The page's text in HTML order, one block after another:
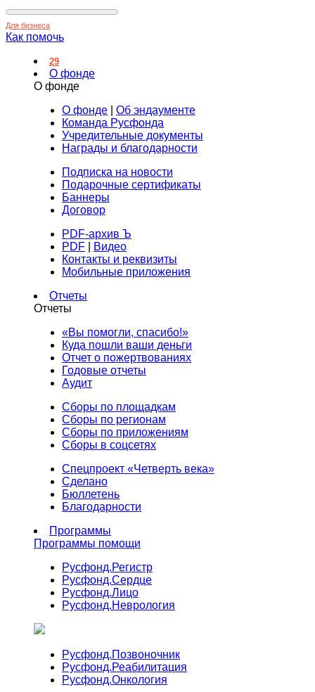
Для бизнеса
Как помочь
29
О фонде
О фонде
О фонде
Об эндаументе
Команда Русфонда
Учредительные документы
Награды и благодарности
Подписка на новости
Подарочные сертификаты
Баннеры
Договор
PDF-архив Ъ
PDF
Видео
Контакты и реквизиты
Мобильные приложения
Отчеты
Отчеты
«Вы помогли, спасибо!»
Куда пошли ваши деньги
Отчет о пожертвованиях
Годовые отчеты
Аудит
Сборы по площадкам
Сборы по регионам
Сборы по приложениям
Сборы в соцсетях
Спецпроект «Четверть века»
Сделано
Бюллетень
Благодарности
Программы
Программы помощи
Русфонд.Регистр
Русфонд.Сердце
Русфонд.Лицо
Русфонд.Неврология
Русфонд.Позвоночник
Русфонд.Реабилитация
Русфонд.Онкология